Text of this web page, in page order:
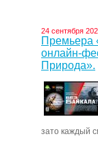
24 сентября
Премьера
онлайн-
Природа».
зато каждый